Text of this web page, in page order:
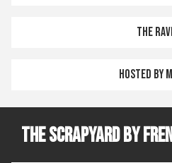
The
Hosted by
THE SCRAPYARD by